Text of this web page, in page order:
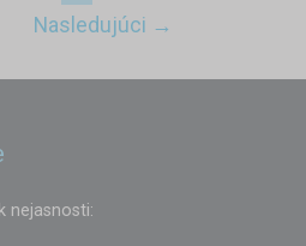
Nasledujúci →
nejasnosti: